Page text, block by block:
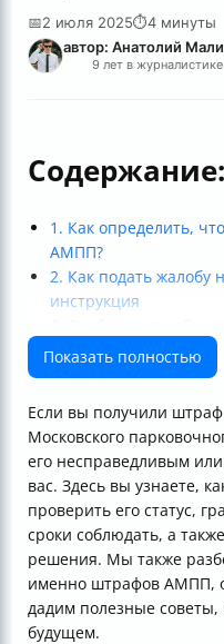
📅2 июля 2025⏱4 минуты
автор: Анатолий
9 лет в журналистике
Содержание:
1. Как определить,
АМПП?
2. Как подать
инструкция
4. Что делать после
5. Практические
Итог
Показать полностью
Если вы получили
Московского
его несправедливым
вас. Здесь вы узнаете,
проверить его статус,
сроки соблюдать, а
решения. Мы также
именно штрафов АМПП,
дадим полезные
будущем.